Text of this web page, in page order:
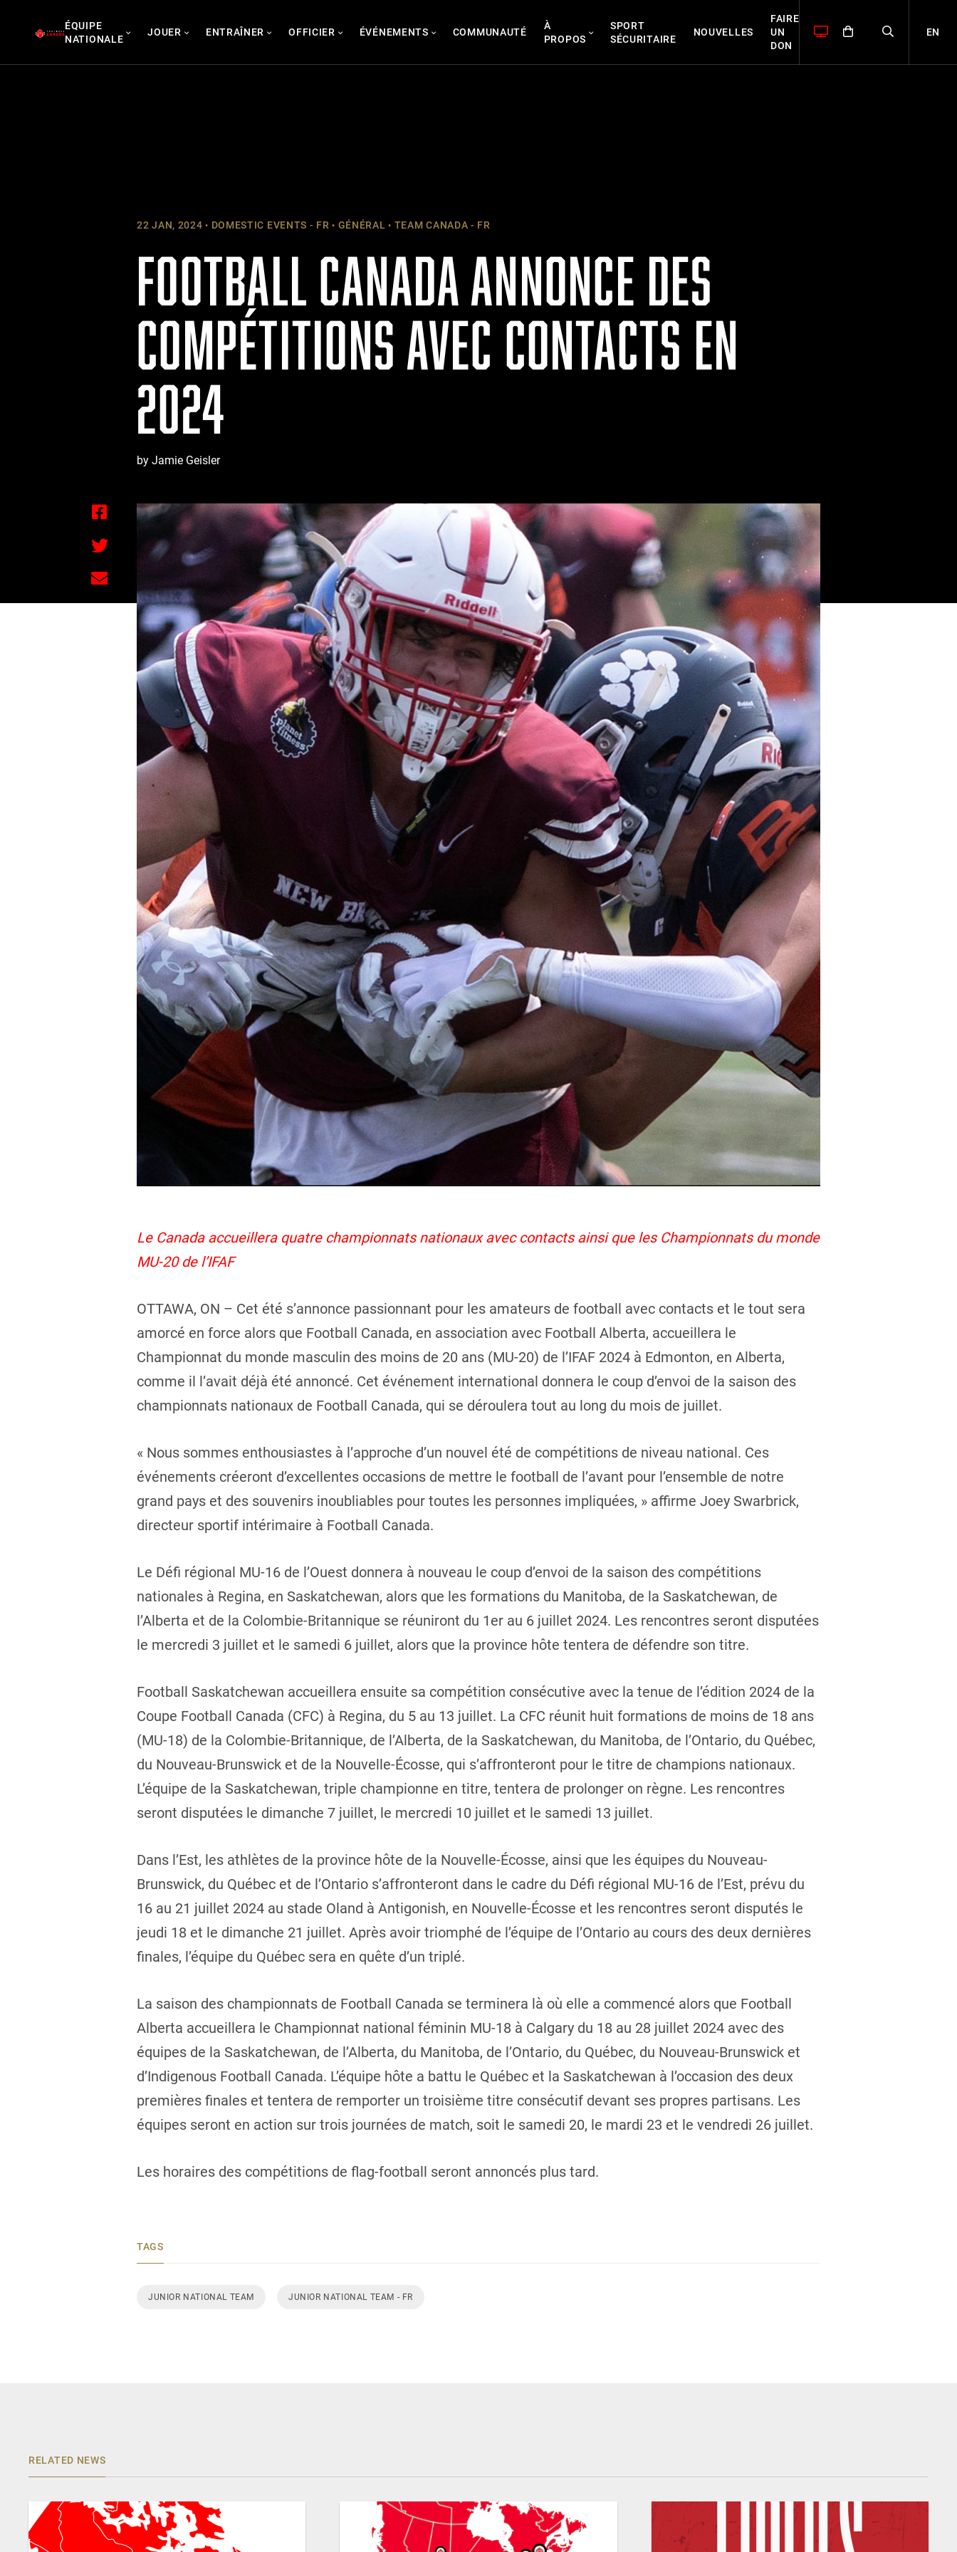
ÉQUIPE
NATIONALE
JOUER ENTRAÎNER OFFICIER ÉVÉNEMENTS COMMUNAUTÉ
À
PROPOS
SPORT
SÉCURITAIRE
NOUVELLES
FAIRE
UN
DON
EN
22 JAN, 2024 DOMESTIC EVENTS - FR GÉNÉRAL TEAM CANADA - FR
FOOTBALL CANADA ANNONCE DES
COMPÉTITIONS AVEC CONTACTS EN
2024
by Jamie Geisler
Le Canada accueillera quatre championnats nationaux avec contacts ainsi que les Championnats du monde
MU-20 de l’IFAF
OTTAWA, ON – Cet été s’annonce passionnant pour les amateurs de football avec contacts et le tout sera
amorcé en force alors que Football Canada, en association avec Football Alberta, accueillera le
Championnat du monde masculin des moins de 20 ans (MU-20) de l’IFAF 2024 à Edmonton, en Alberta,
comme il l’avait déjà été annoncé. Cet événement international donnera le coup d’envoi de la saison des
championnats nationaux de Football Canada, qui se déroulera tout au long du mois de juillet.
« Nous sommes enthousiastes à l’approche d’un nouvel été de compétitions de niveau national. Ces
événements créeront d’excellentes occasions de mettre le football de l’avant pour l’ensemble de notre
grand pays et des souvenirs inoubliables pour toutes les personnes impliquées, » affirme Joey Swarbrick,
directeur sportif intérimaire à Football Canada.
Le Défi régional MU-16 de l’Ouest donnera à nouveau le coup d’envoi de la saison des compétitions
nationales à Regina, en Saskatchewan, alors que les formations du Manitoba, de la Saskatchewan, de
l’Alberta et de la Colombie-Britannique se réuniront du 1er au 6 juillet 2024. Les rencontres seront disputées
le mercredi 3 juillet et le samedi 6 juillet, alors que la province hôte tentera de défendre son titre.
Football Saskatchewan accueillera ensuite sa compétition consécutive avec la tenue de l’édition 2024 de la
Coupe Football Canada (CFC) à Regina, du 5 au 13 juillet. La CFC réunit huit formations de moins de 18 ans
(MU-18) de la Colombie-Britannique, de l’Alberta, de la Saskatchewan, du Manitoba, de l’Ontario, du Québec,
du Nouveau-Brunswick et de la Nouvelle-Écosse, qui s’affronteront pour le titre de champions nationaux.
L’équipe de la Saskatchewan, triple championne en titre, tentera de prolonger on règne. Les rencontres
seront disputées le dimanche 7 juillet, le mercredi 10 juillet et le samedi 13 juillet.
Dans l’Est, les athlètes de la province hôte de la Nouvelle-Écosse, ainsi que les équipes du Nouveau-
Brunswick, du Québec et de l’Ontario s’affronteront dans le cadre du Défi régional MU-16 de l’Est, prévu du
16 au 21 juillet 2024 au stade Oland à Antigonish, en Nouvelle-Écosse et les rencontres seront disputés le
jeudi 18 et le dimanche 21 juillet. Après avoir triomphé de l’équipe de l’Ontario au cours des deux dernières
finales, l’équipe du Québec sera en quête d’un triplé.
La saison des championnats de Football Canada se terminera là où elle a commencé alors que Football
Alberta accueillera le Championnat national féminin MU-18 à Calgary du 18 au 28 juillet 2024 avec des
équipes de la Saskatchewan, de l’Alberta, du Manitoba, de l’Ontario, du Québec, du Nouveau-Brunswick et
d’Indigenous Football Canada. L’équipe hôte a battu le Québec et la Saskatchewan à l’occasion des deux
premières finales et tentera de remporter un troisième titre consécutif devant ses propres partisans. Les
équipes seront en action sur trois journées de match, soit le samedi 20, le mardi 23 et le vendredi 26 juillet.
Les horaires des compétitions de flag-football seront annoncés plus tard.
TAGS
JUNIOR NATIONAL TEAM JUNIOR NATIONAL TEAM - FR
RELATED NEWS